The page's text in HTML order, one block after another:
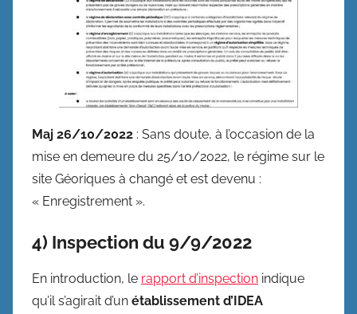
Maj 26/10/2022 : Sans doute, à l’occasion de la
mise en demeure du 25/10/2022, le régime sur le
site Géoriques à changé et est devenu :
« Enregistrement ».
4) Inspection du 9/9/2022
En introduction, le rapport d’inspection indique
qu’il s’agirait d’un établissement d’IDEA